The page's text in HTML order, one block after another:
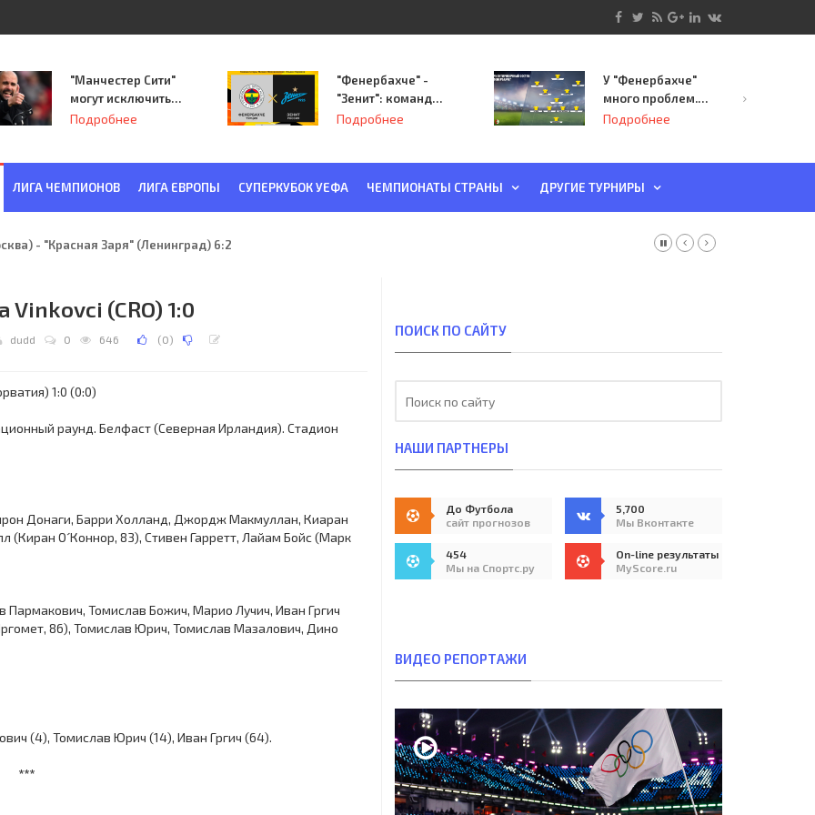
"Манчестер Сити"
могут исключить
из Лиги
Подробнее
"Фенербахче" -
"Зенит": команда
Семака начинает
Подробнее
У "Фенербахче"
много проблем.
Но он опасен для
Подробнее
ЛИГА ЧЕМПИОНОВ ЛИГА ЕВРОПЫ СУПЕРКУБОК УЕФА ЧЕМПИОНАТЫ СТРАНЫ ДРУГИЕ ТУРНИРЫ
- "Красная Заря" (Ленинград) 6:2
(CRO) 1:0
dudd 0 646 (0)
1:0 (0:0)
раунд. Белфаст (Северная Ирландия). Стадион
Донаги, Барри Холланд, Джордж Макмуллан, Киаран
(Киран О´Коннор, 83), Стивен Гарретт, Лайам Бойс (Марк
Томислав Божич, Марио Лучич, Иван Гргич
86), Томислав Юрич, Томислав Мазалович, Дино
(4), Томислав Юрич (14), Иван Гргич (64).
***
ПОИСК ПО САЙТУ
НАШИ ПАРТНЕРЫ
До Футбола
сайт прогнозов
5,700
Мы Вконтакте
454
Мы на Спортс.ру
On-line результаты
MyScore.ru
ВИДЕО РЕПОРТАЖИ